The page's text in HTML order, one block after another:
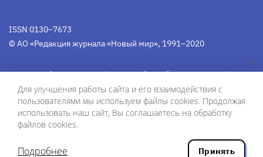
ISSN 0130–7673
© АО «Редакция журнала «Новый мир», 1991–2020
Свидетельство Федеральной службы по надзору в сфере
коммуникаций средства массовой информации
(Роскомнадзор)ПИ № Фс 77-75754 от 13 июня 2019 г.
Разработка сайта — ООО «Инфодизайн»
Для улучшения работы сайта и его взаимодействия с
пользователями мы используем файлы cookies. Продолжая
использовать наш сайт, Вы соглашаетесь на обработку
файлов cookies.
Подробнее Принять